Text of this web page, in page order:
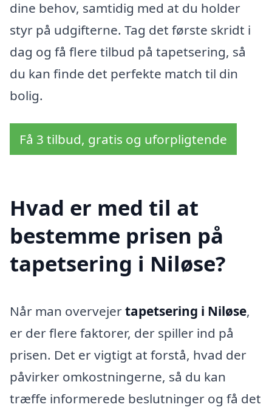
dine behov, samtidig med at du holder
styr på udgifterne. Tag det første skridt i
dag og få flere tilbud på tapetsering, så
du kan finde det perfekte match til din
bolig.
Få 3 tilbud, gratis og uforpligtende
Hvad er med til at
bestemme prisen på
tapetsering i Niløse?
Når man overvejertapetsering i Niløse,
er der flere faktorer, der spiller ind på
prisen. Det er vigtigt at forstå, hvad der
påvirker omkostningerne, så du kan
træffe informerede beslutninger og få det